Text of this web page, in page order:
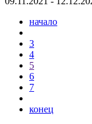
начало
3
4
5
6
7
конец